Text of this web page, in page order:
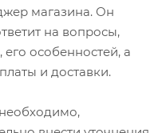
магазина. Он
на вопросы,
особенностей, а
и доставки.